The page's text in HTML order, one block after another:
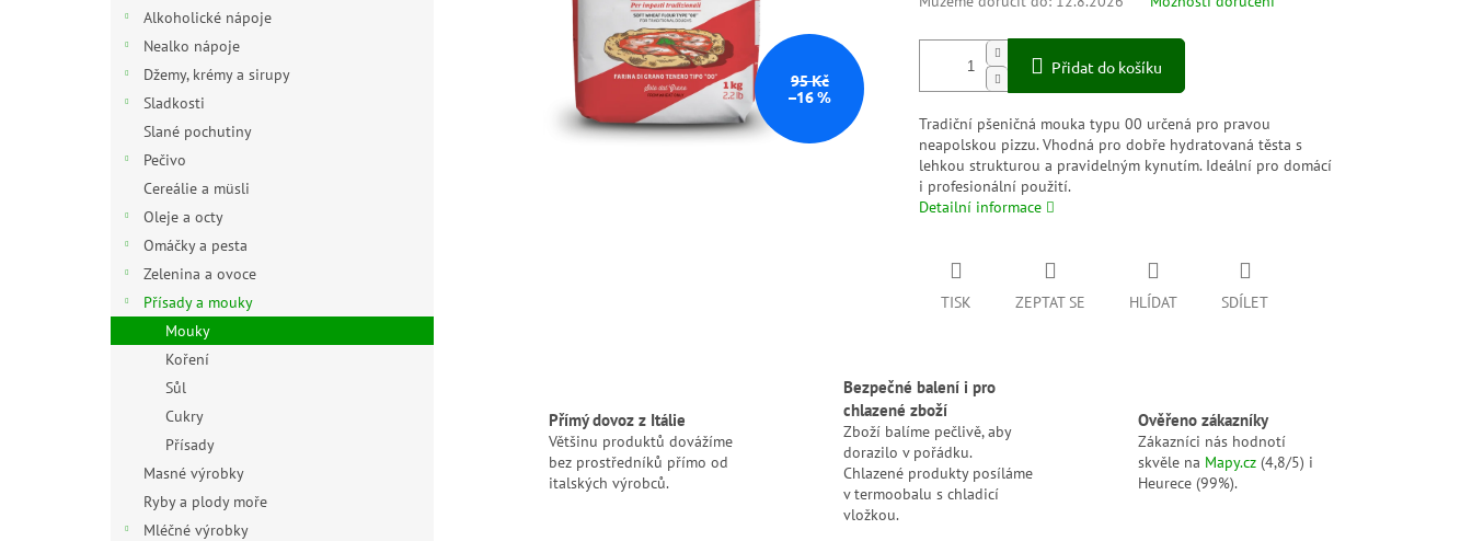
Alkoholické nápoje
Nealko nápoje
Džemy, krémy a sirupy
Sladkosti
Slané pochutiny
Pečivo
Cereálie a müsli
Oleje a octy
Omáčky a pesta
Zelenina a ovoce
Přísady a mouky
Mouky
Koření
Sůl
Cukry
Přísady
Masné výrobky
Ryby a plody moře
Mléčné výrobky
95 Kč
–16 %
Přidat do košíku
Tradiční pšeničná mouka typu 00 určená pro pravou
neapolskou pizzu. Vhodná pro dobře hydratovaná těsta s
lehkou strukturou a pravidelným kynutím. Ideální pro domácí
i profesionální použití.
Detailní informace
TISK ZEPTAT SE HLÍDAT SDÍLET
Přímý dovoz z Itálie
Většinu produktů dovážíme
bez prostředníků přímo od
italských výrobců.
Bezpečné balení i pro
chlazené zboží
Zboží balíme pečlivě, aby
dorazilo v pořádku.
Chlazené produkty posíláme
v termoobalu s chladicí
vložkou.
Ověřeno zákazníky
Zákazníci nás hodnotí
skvěle na Mapy.cz (4,8/5) i
Heurece (99%).